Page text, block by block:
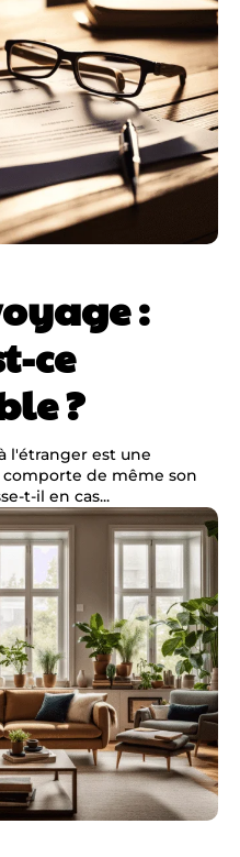
:
ce
?
l'étranger est une
de même son
t-il en cas...